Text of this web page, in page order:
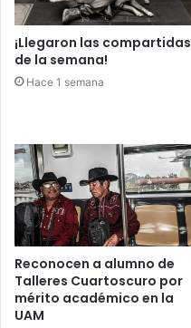
¡Llegaron las compartidas
de la semana!
Hace 1 semana
Reconocen a alumno de
Talleres Cuartoscuro por
mérito académico en la
UAM